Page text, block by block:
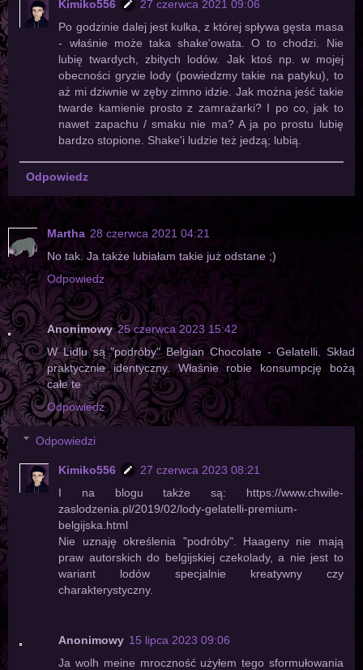
Kimiko556
27 czerwca 2021 09:06
Po godzinie dalej jest kulka, z której spływa gęsta masa
- właśnie może taka shake'owata. O to chodzi. Nie
lubię twardych, zbitych lodów. Jak ktoś np. w mojej
obecności gryzie lody (powiedzmy takie na patyku), to
aż mi dziwnie w zęby zimno idzie. Jak można jeść takie
twarde kamienie prosto z zamrażarki? I po co, jak to
nawet zapachu / smaku nie ma? A ja po prostu lubię
bardzo stopione. Shake'i ludzie też jedzą; lubią.
Odpowiedz
Martha 28 czerwca 2021 04:21
No tak. Ja także lubiałam takie już odstane ;)
Odpowiedz
Anonimowy 25 czerwca 2023 15:42
W Lidlu są "podróby" Belgian Chocolate - Gelatelli. Skład
praktycznie identyczny. Właśnie robie konsumpcję bożą
całe te
Odpowiedz
Odpowiedzi
Kimiko556
27 czerwca 2023 08:21
I na blogu także są: https://www.chwile-
zaslodzenia.pl/2019/02/lody-gelatelli-premium-
belgijska.html
Nie uznaję określenia "podróby". Haageny nie mają
praw autorskich do belgijskiej czekolady, a nie jest to
wariant lodów specjalnie kreatywny czy
charakterystyczny.
Anonimowy 15 lipca 2023 09:06
Ja wolh meine mroczność użyłem tego sformułowania